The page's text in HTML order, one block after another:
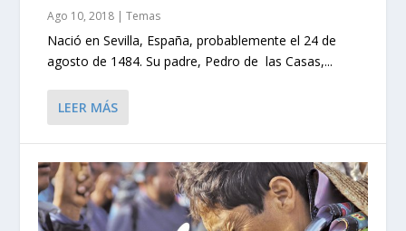
Ago 10, 2018 |Temas
Nació en Sevilla, España, probablemente el 24 de
agosto de 1484. Su padre, Pedro de las Casas,...
LEER MÁS